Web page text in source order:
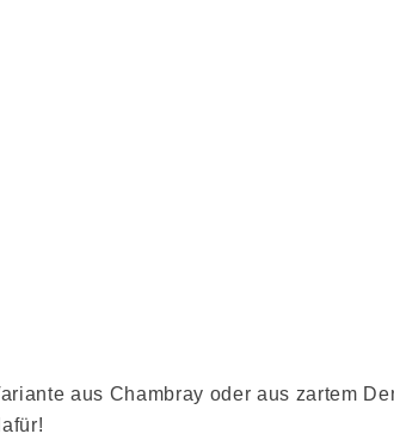
aus Chambray oder aus zartem